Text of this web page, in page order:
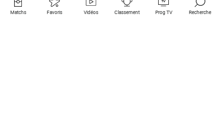
Matchs Favoris Vidéos Classement Prog TV Recherche